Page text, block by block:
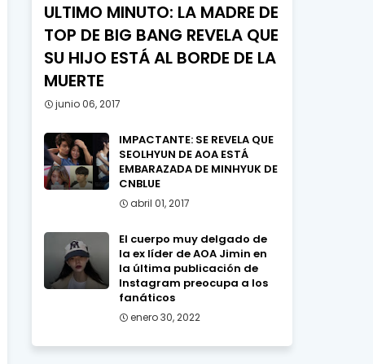
ULTIMO MINUTO: LA MADRE DE
TOP DE BIG BANG REVELA QUE
SU HIJO ESTÁ AL BORDE DE LA
MUERTE
junio 06, 2017
IMPACTANTE: SE REVELA QUE
SEOLHYUN DE AOA ESTÁ
EMBARAZADA DE MINHYUK DE
CNBLUE
abril 01, 2017
El cuerpo muy delgado de
la ex líder de AOA Jimin en
la última publicación de
Instagram preocupa a los
fanáticos
enero 30, 2022